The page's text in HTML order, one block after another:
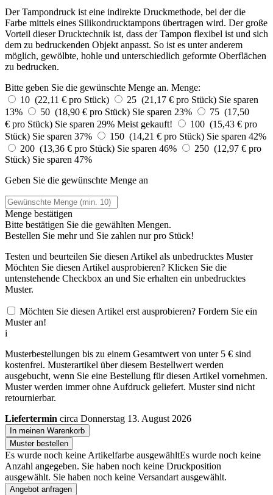
Der Tampondruck ist eine indirekte Druckmethode, bei der die
Farbe mittels eines Silikondrucktampons übertragen wird. Der große
Vorteil dieser Drucktechnik ist, dass der Tampon flexibel ist und sich
dem zu bedruckenden Objekt anpasst. So ist es unter anderem
möglich, gewölbte, hohle und unterschiedlich geformte Oberflächen
zu bedrucken.
Bitte geben Sie die gewünschte Menge an. Menge:
10 (22,11 € pro Stück)
25 (21,17 € pro Stück) Sie sparen
13%
50 (18,90 € pro Stück) Sie sparen 23%
75 (17,50
€ pro Stück) Sie sparen 29% Meist gekauft!
100 (15,43 € pro
Stück) Sie sparen 37% 150 (14,21 € pro Stück) Sie sparen 42%
200 (13,36 € pro Stück) Sie sparen 46%
250 (12,97 € pro
Stück) Sie sparen 47%
Geben Sie die gewünschte Menge an
Menge bestätigen
Bitte bestätigen Sie die gewählten Mengen.
Bestellen Sie mehr und Sie zahlen nurpro Stück!
Testen und beurteilen Sie diesen Artikel als unbedrucktes Muster
Möchten Sie diesen Artikel ausprobieren? Klicken Sie die
untenstehende Checkbox an und Sie erhalten ein unbedrucktes
Muster.
Möchten Sie diesen Artikel erst ausprobieren? Fordern Sie ein
Muster an!
i
Musterbestellungen bis zu einem Gesamtwert von unter 5 € sind
kostenfrei. Musterartikel über diesem Bestellwert werden
ausgebucht, wenn Sie eine Bestellung für diesen Artikel vornehmen.
Muster werden immer ohne Aufdruck geliefert. Muster sind nicht
retournierbar.
Liefertermin circa Donnerstag 13. August 2026
In meinen Warenkorb
Muster bestellen
Es wurde noch keine Artikelfarbe ausgewähltEs wurde noch keine
Anzahl angegeben. Sie haben noch keine Druckposition
ausgewählt. Sie haben noch keine Versandart ausgewählt.
Angebot anfragen